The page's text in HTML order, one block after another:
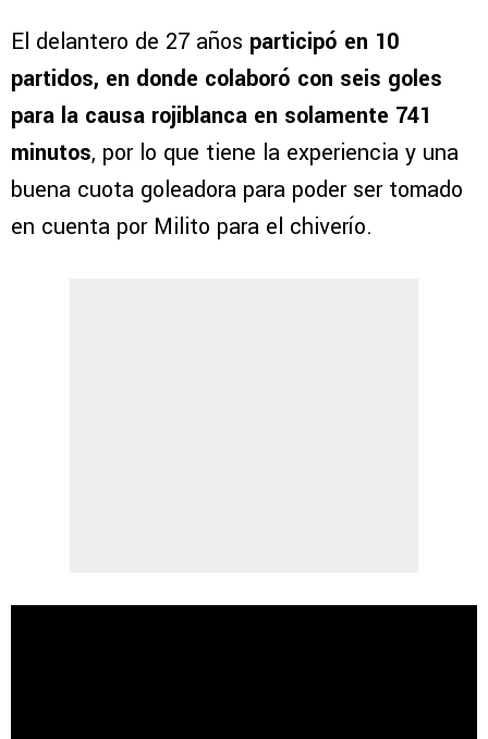
El delantero de 27 años participó en 10
partidos, en donde colaboró con seis goles
para la causa rojiblanca en solamente 741
minutos, por lo que tiene la experiencia y una
buena cuota goleadora para poder ser tomado
en cuenta por Milito para el chiverío.